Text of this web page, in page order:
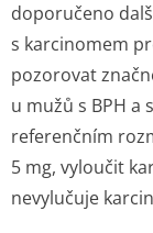
doporučeno
s karcinomem
pozorovat
u mužů s BPH a
referenčním
5 mg, vyloučit
nevylučuje